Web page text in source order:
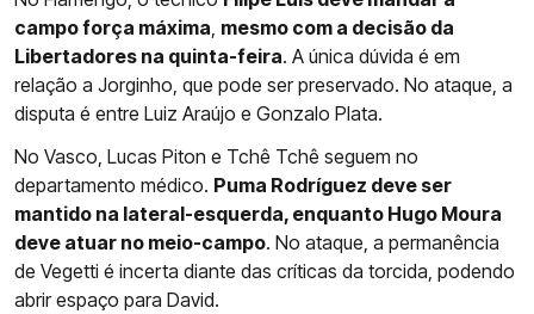
campo força máxima, mesmo com a decisão da
Libertadores na quinta-feira. A única dúvida é em
relação a Jorginho, que pode ser preservado. No ataque, a
disputa é entre Luiz Araújo e Gonzalo Plata.
No Vasco, Lucas Piton e Tchê Tchê seguem no
departamento médico. Puma Rodríguez deve ser
mantido na lateral-esquerda, enquanto Hugo Moura
deve atuar no meio-campo. No ataque, a permanência
de Vegetti é incerta diante das críticas da torcida, podendo
abrir espaço para David.